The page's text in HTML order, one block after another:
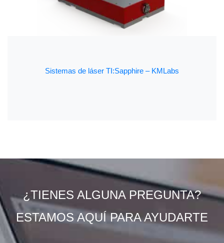
Sistemas de láser TI:Sapphire – KMLabs
¿TIENES ALGUNA PREGUNTA?
ESTAMOS AQUÍ PARA AYUDARTE